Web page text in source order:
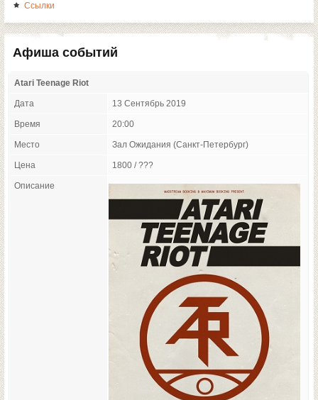
Ссылки
Афиша событий
Atari Teenage Riot
Дата 13 Сентябрь 2019
Время 20:00
Место Зал Ожидания (Санкт-Петербург)
Цена 1800 / ???
Описание